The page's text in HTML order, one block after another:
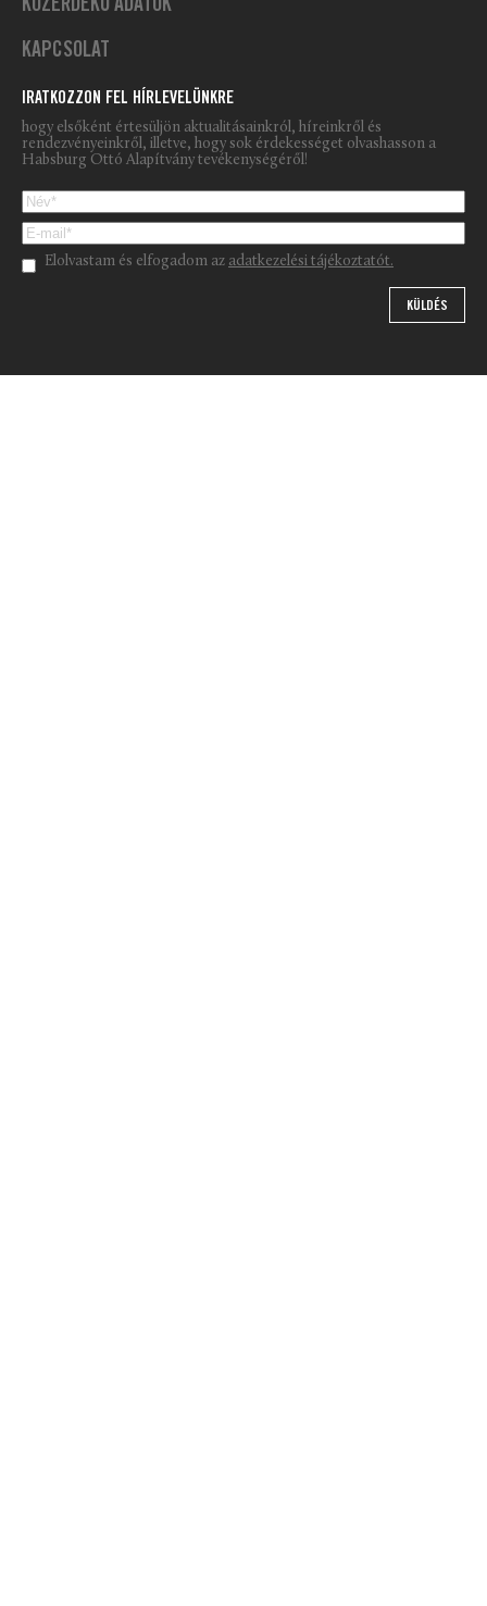
KÖZÉRDEKŰ ADATOK
KAPCSOLAT
IRATKOZZON FEL HÍRLEVELÜNKRE
hogy elsőként értesüljön aktualitásainkról, híreinkről és
rendezvényeinkről, illetve, hogy sok érdekességet olvashasson a
Habsburg Ottó Alapítvány tevékenységéről!
Please leave this field empty.
Elolvastam és elfogadom az adatkezelési tájékoztatót.